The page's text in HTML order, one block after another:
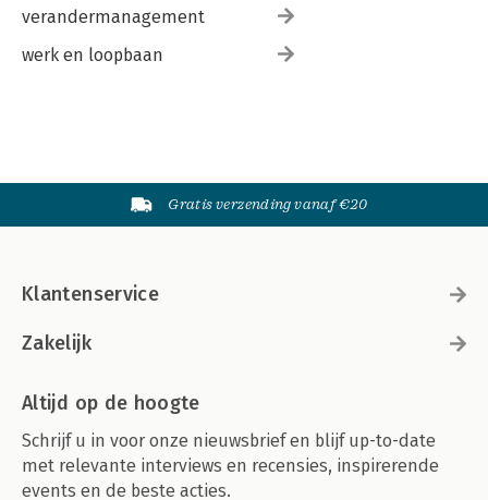
verandermanagement
werk en loopbaan
Gratis verzending vanaf €20
Klantenservice
Zakelijk
Altijd op de hoogte
Schrijf u in voor onze nieuwsbrief en blijf up-to-date
met relevante interviews en recensies, inspirerende
events en de beste acties.